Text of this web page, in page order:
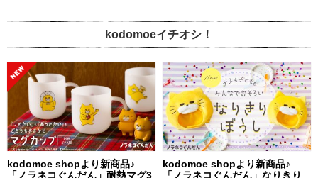
kodomoeイチオシ！
kodomoe shopより新商品♪
「ノラネコぐんだん」耐熱マグ3
kodomoe shopより新商品♪
「ノラネコぐんだん」なりきり